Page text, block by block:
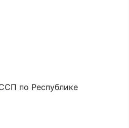
по Республике